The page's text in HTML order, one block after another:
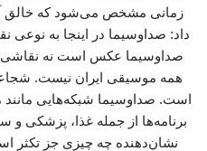
زمانی مشخص می‌شود که خالق
داد: صداوسیما در اینجا به
صداوسیما عکس است نه
همه موسیقی ایران نیست.
است. صداوسیما شبکه‌هایی مانند
برنامه‌ها از جمله غذا، پزشکی
نشان‌دهنده چه چیزی جز تکثر